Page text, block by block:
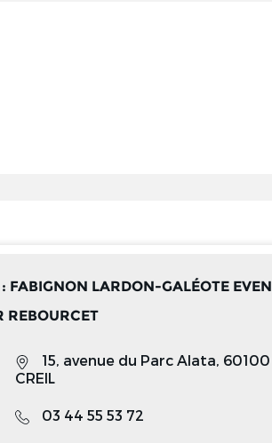
FABIGNON LARDON-GALÉOTE EVEN
REBOURCET
15, avenue du Parc Alata, 60100
CREIL
03 44 55 53 72